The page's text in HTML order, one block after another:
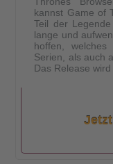
kannst Game of
Teil der
lange und
hoffen,
Serien, als auch
Das Release